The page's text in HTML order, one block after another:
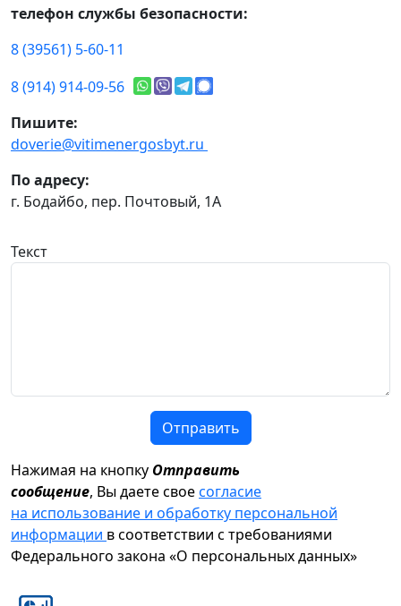
телефон службы безопасности:
8 (39561) 5-60-11
8 (914) 914-09-56
Пишите:
doverie@vitimenergosbyt.ru
По адресу:
г. Бодайбо, пер. Почтовый, 1А
Текст
Отправить
Нажимая на кнопку Отправить
сообщение, Вы даете своесогласие
на использование и обработку персональной
информации в соответствии с требованиями
Федерального закона «О персональных данных»